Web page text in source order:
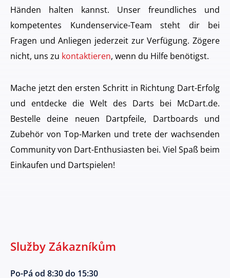
Händen halten kannst. Unser freundliches und
kompetentes Kundenservice-Team steht dir bei
Fragen und Anliegen jederzeit zur Verfügung. Zögere
nicht, uns zu kontaktieren, wenn du Hilfe benötigst.
Mache jetzt den ersten Schritt in Richtung Dart-Erfolg
und entdecke die Welt des Darts bei McDart.de.
Bestelle deine neuen Dartpfeile, Dartboards und
Zubehör von Top-Marken und trete der wachsenden
Community von Dart-Enthusiasten bei. Viel Spaß beim
Einkaufen und Dartspielen!
Služby Zákazníkům
Po-Pá od 8:30 do 15:30